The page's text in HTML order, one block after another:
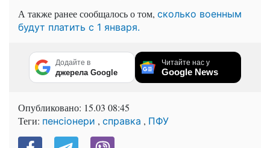
А также ранее сообщалось о том, сколько военным
будут платить с 1 января.
Додайте в
джерела Google
Читайте нас у
Google News
Опубликовано: 15.03 08:45
Теги: пенсіонери , справка , ПФУ